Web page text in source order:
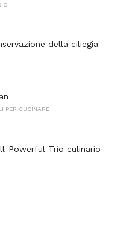
della ciliegia
PER CUCINARE
Powerful Trio culinario